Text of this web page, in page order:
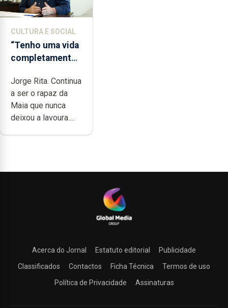
CULTURA E SOCIAL
“Tenho uma vida
completamente
trabalho,
dedicação,
gosto e muita
paixão”
Jorge Rita. Continua
a ser o rapaz da
Maia que nunca
deixou a lavoura....
Acerca do Jornal Estatuto editorial
Publicidade
Classificados
Contactos Ficha Técnica
Termos de uso
Política de Privacidade
Assinaturas